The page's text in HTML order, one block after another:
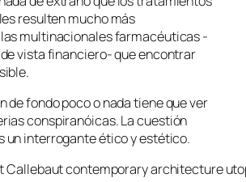
resulten mucho más
multinacionales farmacéuticas -
vista financiero- que encontrar
de fondo poco o nada tiene que ver
conspiranóicas. La cuestión
un interrogante ético y estético.